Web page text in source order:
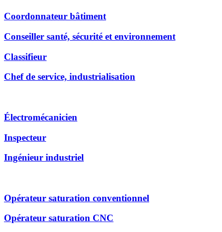
Coordonnateur bâtiment
Conseiller santé, sécurité et environnement
Classifieur
Chef de service, industrialisation
Électromécanicien
Inspecteur
Ingénieur industriel
Opérateur saturation conventionnel
Opérateur saturation CNC